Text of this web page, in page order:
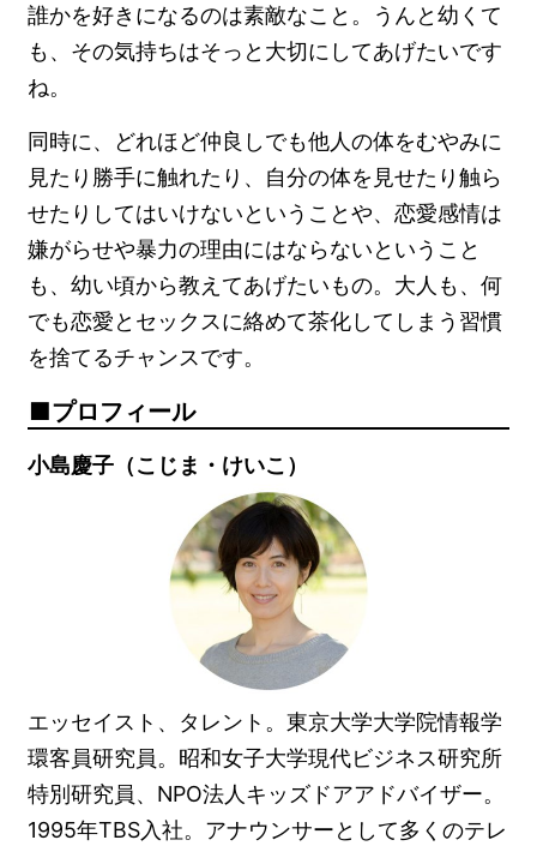
誰かを好きになるのは素敵なこと。うんと幼くて
も、その気持ちはそっと大切にしてあげたいです
ね。
同時に、どれほど仲良しでも他人の体をむやみに
見たり勝手に触れたり、自分の体を見せたり触ら
せたりしてはいけないということや、恋愛感情は
嫌がらせや暴力の理由にはならないということ
も、幼い頃から教えてあげたいもの。大人も、何
でも恋愛とセックスに絡めて茶化してしまう習慣
を捨てるチャンスです。
プロフィール
小島慶子（こじま・けいこ）
エッセイスト、タレント。東京大学大学院情報学
環客員研究員。昭和女子大学現代ビジネス研究所
特別研究員、NPO法人キッズドアアドバイザー。
1995年TBS入社。アナウンサーとして多くのテレ